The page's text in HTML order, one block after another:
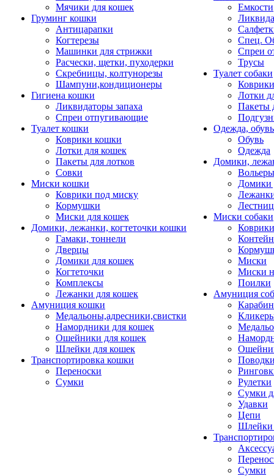
Мячики для кошек
Груминг кошки
Антицарапки
Когтерезы
Машинки для стрижки
Расчески, щетки, пуходерки
Скребницы, колтунорезы
Шампуни,кондиционеры
Гигиена кошки
Ликвидаторы запаха
Спреи отпугивающие
Туалет кошки
Коврики кошки
Лотки для кошек
Пакеты для лотков
Совки
Миски кошки
Коврики под миску
Кормушки
Миски для кошек
Домики, лежанки, когтеточки кошки
Гамаки, тоннели
Дверцы
Домики для кошек
Когтеточки
Комплексы
Лежанки для кошек
Амуниция кошки
Медальоны,адресники,свистки
Намордники для кошек
Ошейники для кошек
Шлейки для кошек
Транспортировка кошки
Переноски
Сумки
Емкости
Спец.
Спреи
Трусы
Туалет собаки
Коврики
Лотки
Пакеты
Одежда, обувь
Обувь
Одежда
Домики,
Домики
Миски собаки
Миски
Миски
Поилки
Амуниция
Рулетки
Сумки
Удавки
Цепи
Шлейки
Сумки